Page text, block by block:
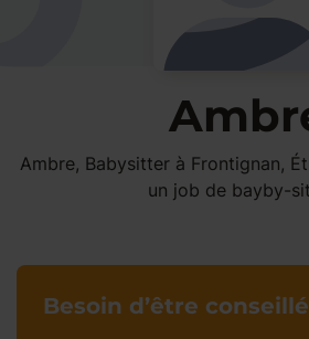
Ambre, Babysitter à Frontignan,
un job de bayby-
Besoin d’être